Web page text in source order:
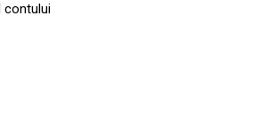
contului